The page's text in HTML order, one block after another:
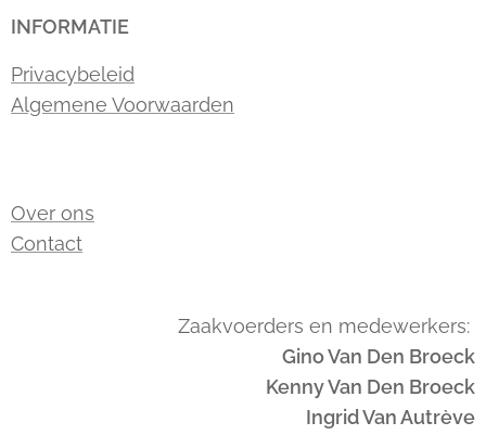
INFORMATIE
Privacybeleid
Algemene Voorwaarden
Over ons
Contact
Zaakvoerders en medewerkers:
Gino Van Den Broeck
Kenny Van Den Broeck
Ingrid Van Autrève